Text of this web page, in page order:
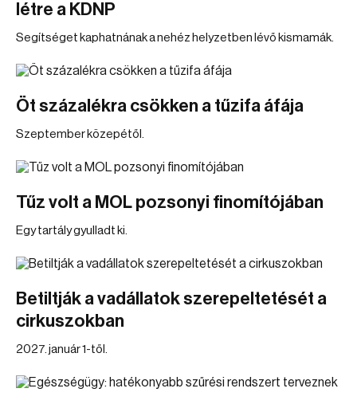
létre a KDNP
Segítséget kaphatnának a nehéz helyzetben lévő kismamák.
Öt százalékra csökken a tűzifa áfája
Szeptember közepétől.
Tűz volt a MOL pozsonyi finomítójában
Egy tartály gyulladt ki.
Betiltják a vadállatok szerepeltetését a
cirkuszokban
2027. január 1-től.